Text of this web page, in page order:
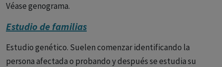
Véase genograma.
Estudio de familias
Estudio genético. Suelen comenzar identificando la
persona afectada o probando y después se estudia su